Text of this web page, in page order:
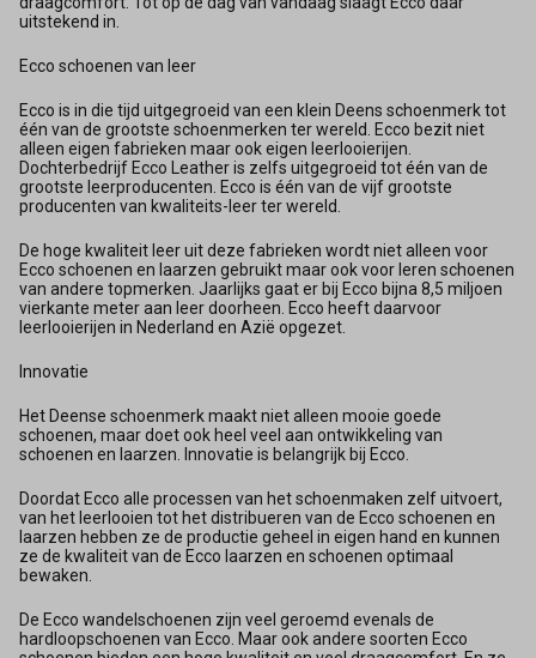
uitstekend in.
Ecco schoenen van leer
Ecco is in die tijd uitgegroeid van een klein Deens schoenmerk tot
één van de grootste schoenmerken ter wereld. Ecco bezit niet
alleen eigen fabrieken maar ook eigen leerlooierijen.
Dochterbedrijf Ecco Leather is zelfs uitgegroeid tot één van de
grootste leerproducenten. Ecco is één van de vijf grootste
producenten van kwaliteits-leer ter wereld.
De hoge kwaliteit leer uit deze fabrieken wordt niet alleen voor
Ecco schoenen en laarzen gebruikt maar ook voor leren schoenen
van andere topmerken. Jaarlijks gaat er bij Ecco bijna 8,5 miljoen
vierkante meter aan leer doorheen. Ecco heeft daarvoor
leerlooierijen in Nederland en Azië opgezet.
Innovatie
Het Deense schoenmerk maakt niet alleen mooie goede
schoenen, maar doet ook heel veel aan ontwikkeling van
schoenen en laarzen. Innovatie is belangrijk bij Ecco.
Doordat Ecco alle processen van het schoenmaken zelf uitvoert,
van het leerlooien tot het distribueren van de Ecco schoenen en
laarzen hebben ze de productie geheel in eigen hand en kunnen
ze de kwaliteit van de Ecco laarzen en schoenen optimaal
bewaken.
De Ecco wandelschoenen zijn veel geroemd evenals de
hardloopschoenen van Ecco. Maar ook andere soorten Ecco